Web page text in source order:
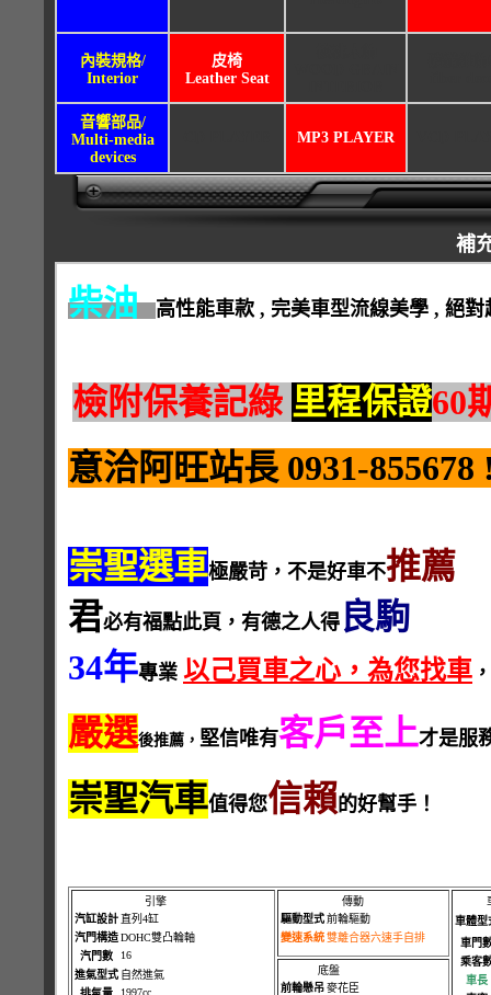
內裝規格/
Interior
皮椅
Leather Seat
音響部品/
Multi-media
devices
MP3 PLAYER
補
柴油高性能車款 , 完美車型流線美學 , 絕
檢附保養記綠 里程保證60
意洽阿旺站長 0931-855678
崇聖選車極嚴苛，不是好車不推薦
君必有福點此頁，有德之人得 良駒
34年專業 以己買車之心，為您找車
嚴選後推薦， 堅信唯有客戶至上才是服
崇聖汽車值得您信賴 的好幫手！
引擎
汽缸設計直列4缸
汽門構造DOHC雙凸輪軸
汽門數
16
進氣型式 自然進氣
1997cc
傳動
驅動型式前輪驅動
變速系統雙離合器六速手自排
車體型
車門
乘客
車長
底盤
前輪懸吊麥花臣